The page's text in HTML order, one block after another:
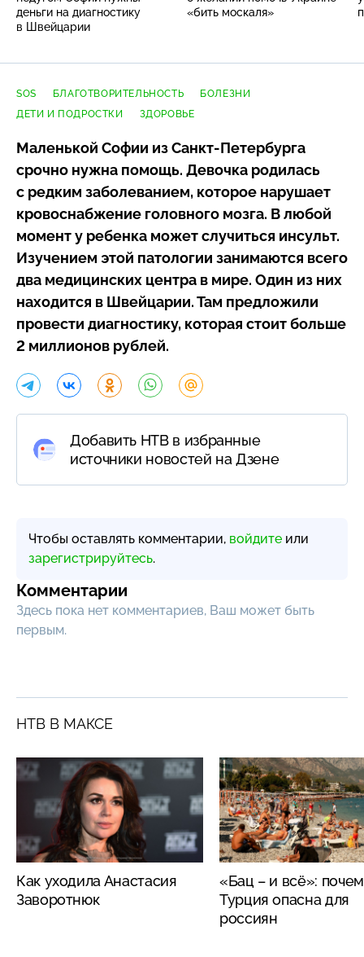
деньги на диагностику
в Швейцарии
«бить москаля»
SOS БЛАГОТВОРИТЕЛЬНОСТЬ
БОЛЕЗНИ
ДЕТИ И ПОДРОСТКИ
ЗДОРОВЬЕ
Маленькой Софии изСанкт-Петербурга
срочно нужна помощь. Девочка родилась
с редким заболеванием, которое нарушает
кровоснабжение головного мозга. В любой
момент у ребенка может случиться инсульт.
Изучением этой патологии занимаются всего
два медицинских центра в мире. Один из них
находится в Швейцарии. Там предложили
провести диагностику, которая стоит больше
2 миллионов рублей.
Добавить НТВ в избранные
источники новостей на Дзене
Чтобы оставлять комментарии, войдите или
зарегистрируйтесь.
Комментарии
Здесь пока нет комментариев, Ваш может быть
первым.
НТВ В МАКСЕ
Как уходила Анастасия
Заворотнюк
«Бац – и всё»:
Турция опасна для
россиян